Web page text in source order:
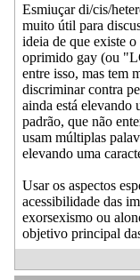
Esmiuçar di/cis/
muito útil para
ideia de que existe
oprimido gay (ou
entre isso, mas tem
discriminar contra
ainda está elevando
padrão, que não
usam múltiplas
elevando uma
Usar os aspectos
acessibilidade das
exorsexismo ou
objetivo principal